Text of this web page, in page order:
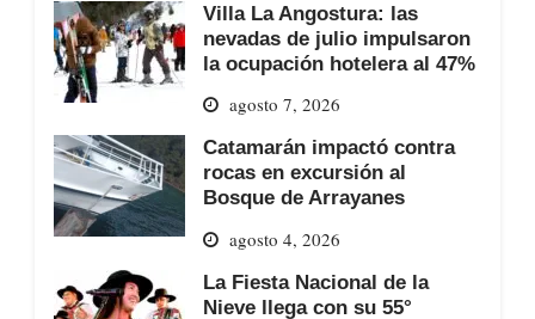
Villa La Angostura: las
nevadas de julio impulsaron
la ocupación hotelera al 47%
agosto 7, 2026
Catamarán impactó contra
rocas en excursión al
Bosque de Arrayanes
agosto 4, 2026
La Fiesta Nacional de la
Nieve llega con su 55°